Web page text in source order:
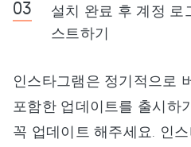
설치 완료 후 계정
스트하기
인스타그램은 정기적으로
포함한 업데이트를 출시하
꼭 업데이트 해주세요. 인